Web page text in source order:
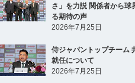
さ」を力説 関係者から球
る期待の声
2026年7月25日
侍ジャパントップチーム
就任について
2026年7月25日